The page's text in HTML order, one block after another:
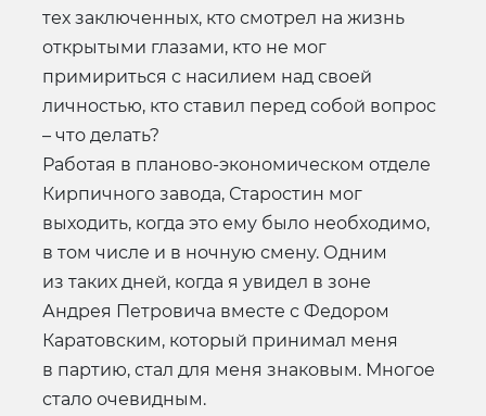
тех заключенных, кто смотрел на жизнь
открытыми глазами, кто не мог
примириться с насилием над своей
личностью, кто ставил перед собой вопрос
– что делать?
Работая в планово-экономическом отделе
Кирпичного завода, Старостин мог
выходить, когда это ему было необходимо,
в том числе и в ночную смену. Одним
из таких дней, когда я увидел в зоне
Андрея Петровича вместе с Федором
Каратовским, который принимал меня
в партию, стал для меня знаковым. Многое
стало очевидным.